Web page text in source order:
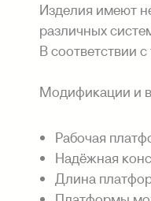
Изделия имеют
различных
В соответствии
Модификации и
Рабочая
Надёжная
Длина